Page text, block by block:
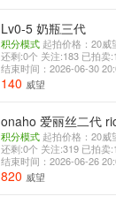
Lv0-5 奶瓶三代
积分模式起拍价格：20威
还剩:0个 关注:183 已拍卖
结束时间：2026-06-30
140 威望
onaho 爱丽丝二代
积分模式起拍价格：20威
还剩:0个 关注:319 已拍卖
结束时间：2026-06-26
820 威望